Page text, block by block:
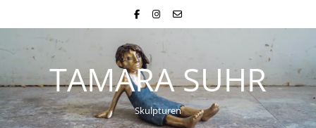
TAMARA SUHR
Skulpturen